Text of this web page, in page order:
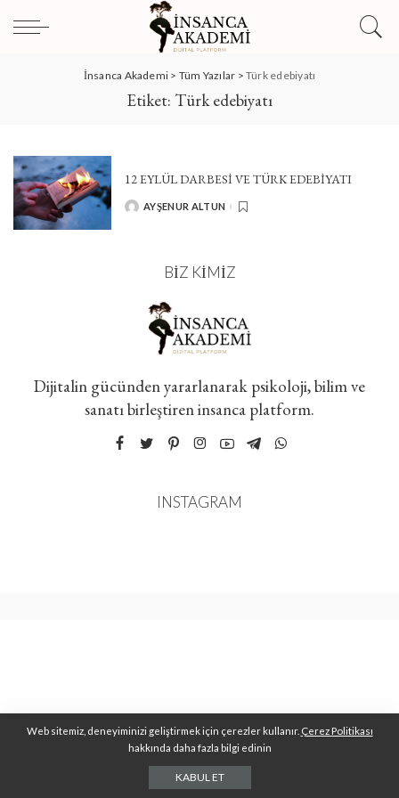
İnsanca Akademi > Tüm Yazılar >Türk edebiyatı
Etiket: Türk edebiyatı
12 EYLÜL DARBESI VE TÜRK EDEBIYATI
POSTED
AYŞENUR ALTUN
BIZ KIMIZ
Dijitalin gücünden yararlanarak psikoloji, bilim ve
sanatı birleştiren insanca platform.
INSTAGRAM
Web sitemiz, deneyiminizi geliştirmek için çerezler kullanır. Çerez Politikası
hakkında daha fazla bilgi edinin
KABUL ET